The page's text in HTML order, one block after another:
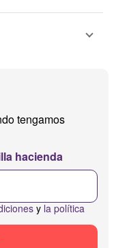
tengamos
hacienda
y la política